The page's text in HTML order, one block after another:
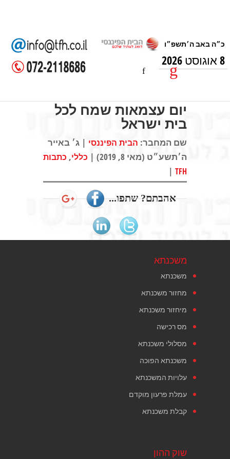
8 אוגוסט 2026
יום עצמאות שמח לכל
בית ישראל
שם המחבר: הבית הפיננסי | ג׳ באייר
ה׳תשע״ט (מאי 8, 2019) |
כללי, כתבות
TFH
|
אהבתם? שתפו...
משכנתא
משכנתא
מחזור משכנתא
מיחזור משכנתא
מס רכישה
מסלולי משכנתא
משכנתא הפוכה
עלויות המשכנתא
עמלת פרעון מוקדם
קבלת משכנתא
שוק ההון